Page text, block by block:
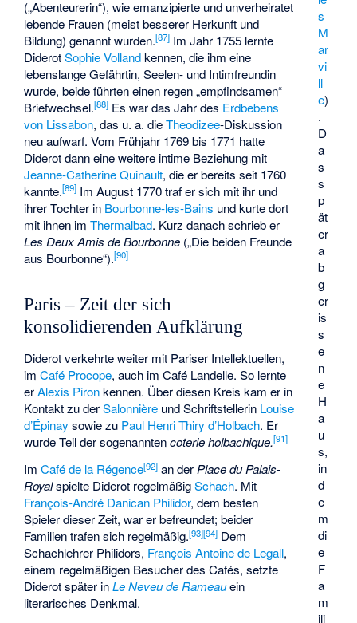
s
M
ar
vi
ll
e)
.
D
a
s
s
p
ät
er
a
b
g
er
is
s
e
n
e
H
a
u
s,
in
d
e
m
di
e
F
a
m
ili
(„Abenteurerin“), wie emanzipierte und unverheiratet
lebende Frauen (meist besserer Herkunft und
Bildung) genannt wurden.[87] Im Jahr 1755 lernte
DiderotSophie Vollandkennen, die ihm eine
lebenslange Gefährtin, Seelen- und Intimfreundin
wurde, beide führten einen regen „empfindsamen“
Briefwechsel.[88] Es war das Jahr des Erdbebens
von Lissabon, das u. a. dieTheodizee-Diskussion
neu aufwarf. Vom Frühjahr 1769 bis 1771 hatte
Diderot dann eine weitere intime Beziehung mit
Jeanne-Catherine Quinault, die er bereits seit 1760
kannte.[89] Im August 1770 traf er sich mit ihr und
ihrer Tochter in Bourbonne-les-Bains und kurte dort
mit ihnen imThermalbad. Kurz danach schrieb er
Les Deux Amis de Bourbonne („Die beiden Freunde
aus Bourbonne“).[90]
Paris – Zeit der sich
konsolidierenden Aufklärung
Diderot verkehrte weiter mit Pariser Intellektuellen,
imCafé Procope, auch imCafé Landelle. So lernte
erAlexis Pironkennen. Über diesen Kreis kam er in
Kontakt zu derSalonnière und Schriftstellerin Louise
d’Épinay sowie zu Paul Henri Thiry d’Holbach. Er
wurde Teil der sogenanntencoterie holbachique.[91]
ImCafé de la Régence[92] an derPlace du Palais-
Royalspielte Diderot regelmäßigSchach. Mit
François-André Danican Philidor, dem besten
Spieler dieser Zeit, war er befreundet; beider
Familien trafen sich regelmäßig.[93][94] Dem
Schachlehrer Philidors, François Antoine de Legall,
einem regelmäßigen Besucher des Cafés, setzte
Diderot später inLe Neveu de Rameauein
literarisches Denkmal.